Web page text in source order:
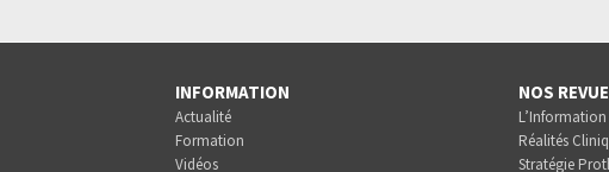
INFORMATION
Actualité
Formation
Vidéos
NOS
Réalités
Stratégie